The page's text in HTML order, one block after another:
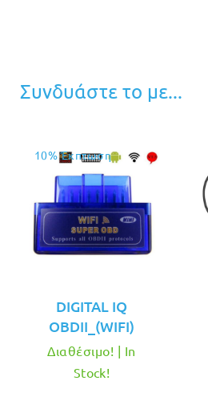
Συνδυάστε το με...
10% Έκπτωση
DIGITAL IQ
OBDII_(WIFI)
Διαθέσιμο! | In
Stock!